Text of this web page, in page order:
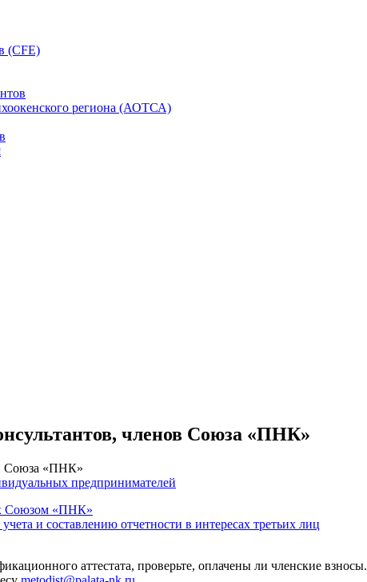
(CFE)
региона (АОТСА)
членов Союза «ПНК»
Союза «ПНК»
предпринимателей
Союзом «ПНК»
и составлению отчетности в интересах третьих лиц
аттестата, проверьте, оплачены ли членские взносы.